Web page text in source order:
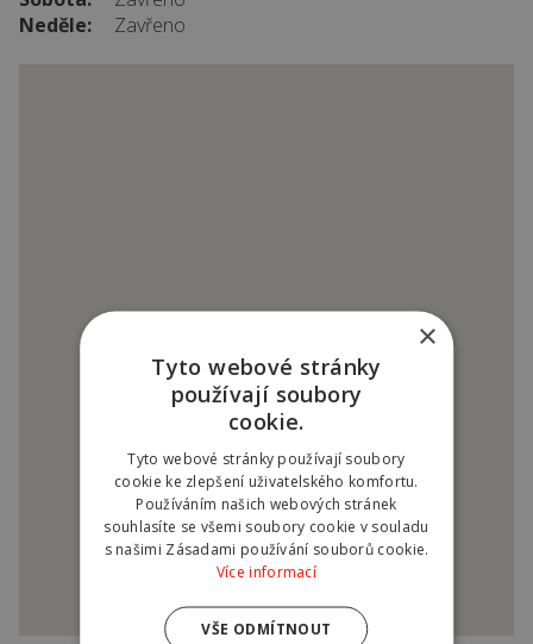
Neděle:
Zavřeno
×
Tyto webové stránky
používají soubory
cookie.
Tyto webové stránky používají soubory
cookie ke zlepšení uživatelského komfortu.
Používáním našich webových stránek
souhlasíte se všemi soubory cookie v souladu
s našimi Zásadami používání souborů cookie.
Více informací
VŠE ODMÍTNOUT